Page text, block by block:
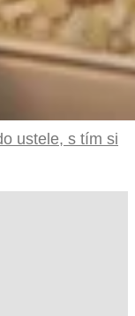
ustele, s tím si